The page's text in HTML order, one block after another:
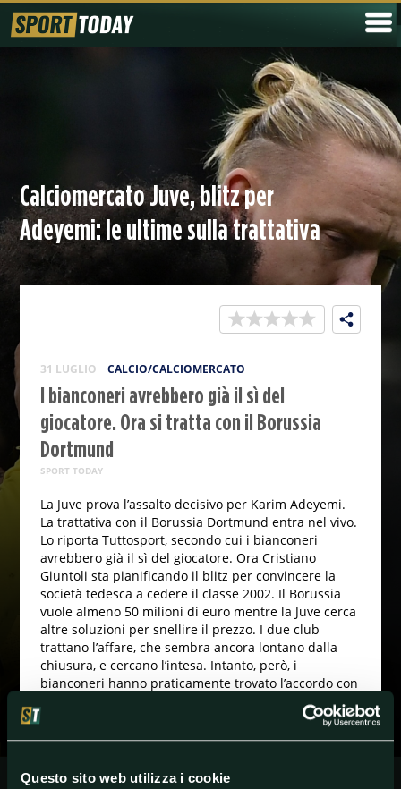
Questo sito web utilizza i cookie
Calciomercato Juve, blitz per
Adeyemi: le ultime sulla trattativa
31 LUGLIO CALCIO/CALCIOMERCATO
I bianconeri avrebbero già il sì del
giocatore. Ora si tratta con il Borussia
Dortmund
SPORT TODAY
La Juve prova l’assalto decisivo per Karim Adeyemi.
La trattativa con il Borussia Dortmund entra nel vivo.
Lo riporta Tuttosport, secondo cui i bianconeri
avrebbero già il sì del giocatore. Ora Cristiano
Giuntoli sta pianificando il blitz per convincere la
società tedesca a cedere il classe 2002. Il Borussia
vuole almeno 50 milioni di euro mentre la Juve cerca
altre soluzioni per snellire il prezzo. I due club
trattano l’affare, che sembra ancora lontano dalla
chiusura, e cercano l’intesa. Intanto, però, i
bianconeri hanno praticamente trovato l’accordo con
l’entourage di Adeyemi sulla base di un contratto
quinquennale con un ingaggio da 3,5 milioni più
bonus.